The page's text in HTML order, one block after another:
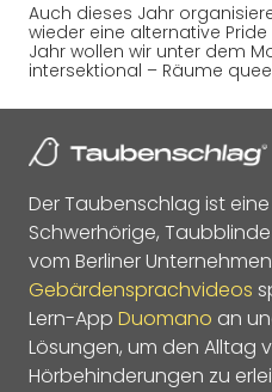
Auch dieses Jahr
wieder eine alternative Pride
Jahr wollen wir unter dem
intersektional – Räume
Der Taubenschlag ist
Schwerhörige,
vom Berliner Unternehmen
Gebärdensprachvideos
Lern-App Duomano an
Lösungen, um den Alltag
Hörbehinderungen zu